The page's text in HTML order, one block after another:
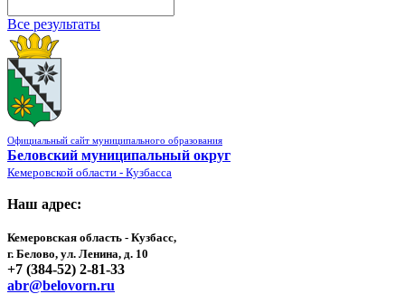
Все результаты
Официальный сайт муниципального образования
Беловский муниципальный округ
Кемеровской области - Кузбасса
Наш адрес:
Кемеровская область - Кузбасс,
г. Белово, ул. Ленина, д. 10
+7 (384-52) 2-81-33
abr@belovorn.ru